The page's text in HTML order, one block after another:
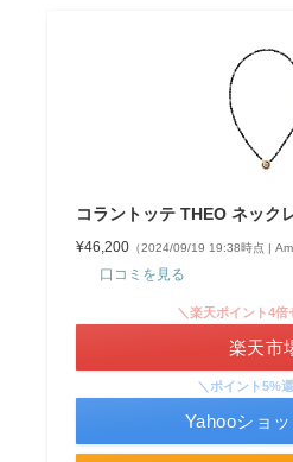
コラントッテ THEO ネック
¥46,200 （2024/09/19 19:38時点 |
口コミを見る
＼楽天ポイント4倍
楽天市
＼ポイント5%
Yahooショ